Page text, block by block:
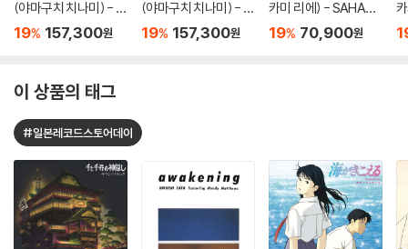
(야마구치 치나미) - Li
ve at Kasumicho On
19% 157,300원
(야마구치 치나미) - T
he Koln Concert [2L
19% 157,300원
카미 리에) - SAHARA
[클리어 오렌지 컬러 L
19% 70,900원
이 상품의 태그
#일본레코드스토어데이